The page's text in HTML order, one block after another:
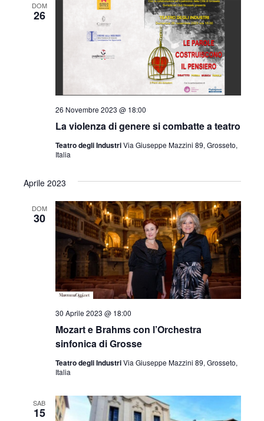
DOM
26
La violenza di genere si combatte a teatro
26 Novembre 2023 @ 18:00
Teatro degli IndustriVia Giuseppe Mazzini 89, Grosseto,
Italia
Aprile 2023
DOM
30
Mozart e Brahms con l’Orchestra
sinfonica di Grosse
30 Aprile 2023 @ 18:00
Teatro degli IndustriVia Giuseppe Mazzini 89, Grosseto,
Italia
SAB
15